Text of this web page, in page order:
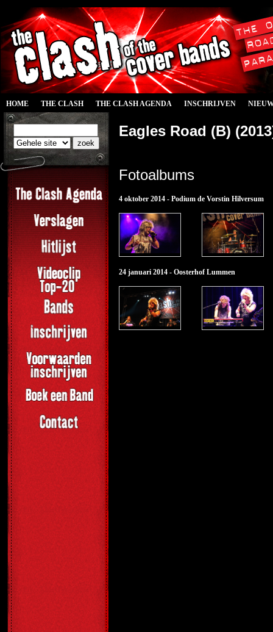
HOME THE CLASH THE CLASH AGENDA INSCHRIJVEN
Eagles Road (B)
Fotoalbums
4 oktober 2014 - Podium de Vorstin Hilversum
24 januari 2014 - Oosterhof Lummen